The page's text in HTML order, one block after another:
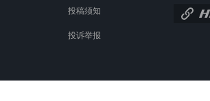
投稿须知
投诉举报